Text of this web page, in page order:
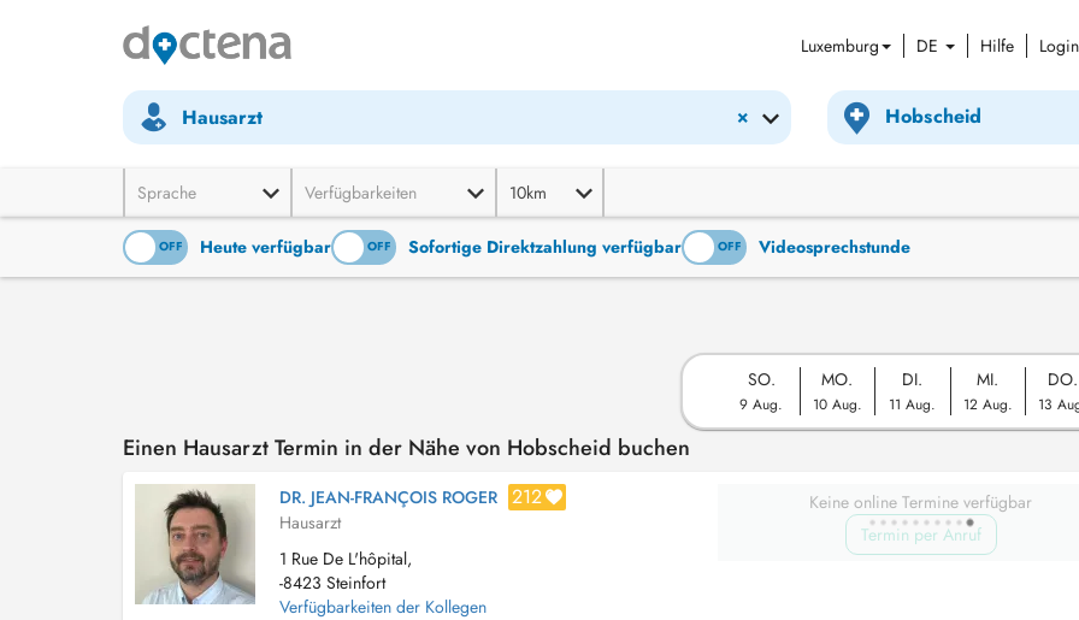
Luxemburg DE Hilfe Login
×
Hausarzt
Sprache Verfügbarkeiten 10km
OFF Heute verfügbar
ON OFF Sofortige Direktzahlung verfügbar
ON OFF Videosprechstunde
SO.
9 Aug.
MO.
10 Aug.
DI.
11 Aug.
MI.
12 Aug.
DO.
13
Einen Hausarzt Termin in der Nähe von Hobscheid buchen
DR. JEAN-FRANÇOIS ROGER 212
Hausarzt
1 Rue De L'hôpital,
-8423 Steinfort
Verfügbarkeiten der Kollegen
Keine online Termine verfügbar
Termin per Anruf